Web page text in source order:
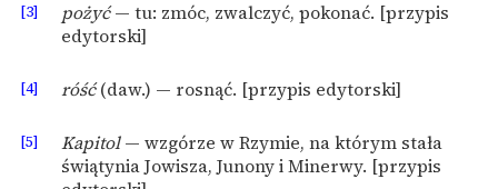
[3] pożyć— tu: zmóc, zwalczyć, pokonać. [przypis
edytorski]
[4] róść(daw.) — rosnąć. [przypis edytorski]
[5] Kapitol— wzgórze w Rzymie, na którym stała
świątynia Jowisza, Junony i Minerwy. [przypis